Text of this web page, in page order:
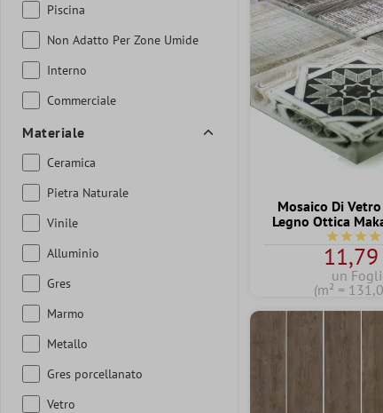
Piscina
Non Adatto Per Zone Umide
Interno
Commerciale
Materiale
Ceramica
Pietra Naturale
Vinile
Alluminio
Gres
Marmo
Metallo
Gres porcellanato
Vetro
Mosaico Di
Legno Ottica
un
(m² =